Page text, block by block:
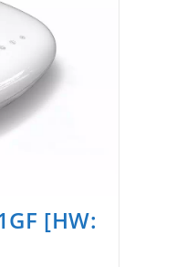
[HW: